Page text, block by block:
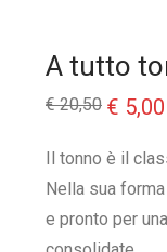
A tutto
€20,50 Il
prezzo
era:
€ 5,00
Il tonno è il
Nella sua
e pronto per